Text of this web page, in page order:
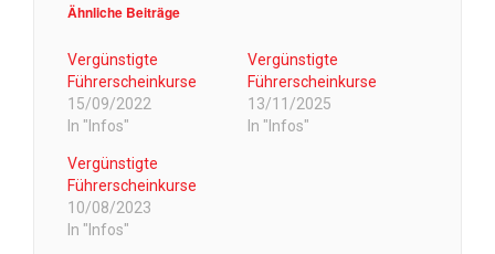
Ähnliche Beiträge
Vergünstigte
Führerscheinkurse
15/09/2022
In "Infos"
Vergünstigte
Führerscheinkurse
13/11/2025
In "Infos"
Vergünstigte
Führerscheinkurse
10/08/2023
In "Infos"